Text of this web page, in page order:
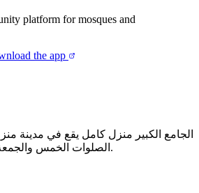
platform for mosques and
the app
الجامع الكبير منزل كامل يقع في مدينة
الصلوات الخمس والجمعة، ويخدم سكان المنطقة.